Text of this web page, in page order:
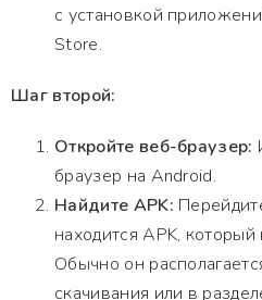
с установкой
Store.
Шаг второй:
Откройте веб-браузер:
браузер на Android.
Найдите APK:
находится APK,
Обычно он
скачивания или в